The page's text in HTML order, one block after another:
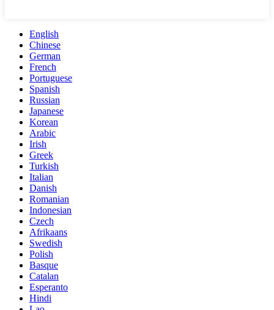
English
Chinese
German
French
Portuguese
Spanish
Russian
Japanese
Korean
Arabic
Irish
Greek
Turkish
Italian
Danish
Romanian
Indonesian
Czech
Afrikaans
Swedish
Polish
Basque
Catalan
Esperanto
Hindi